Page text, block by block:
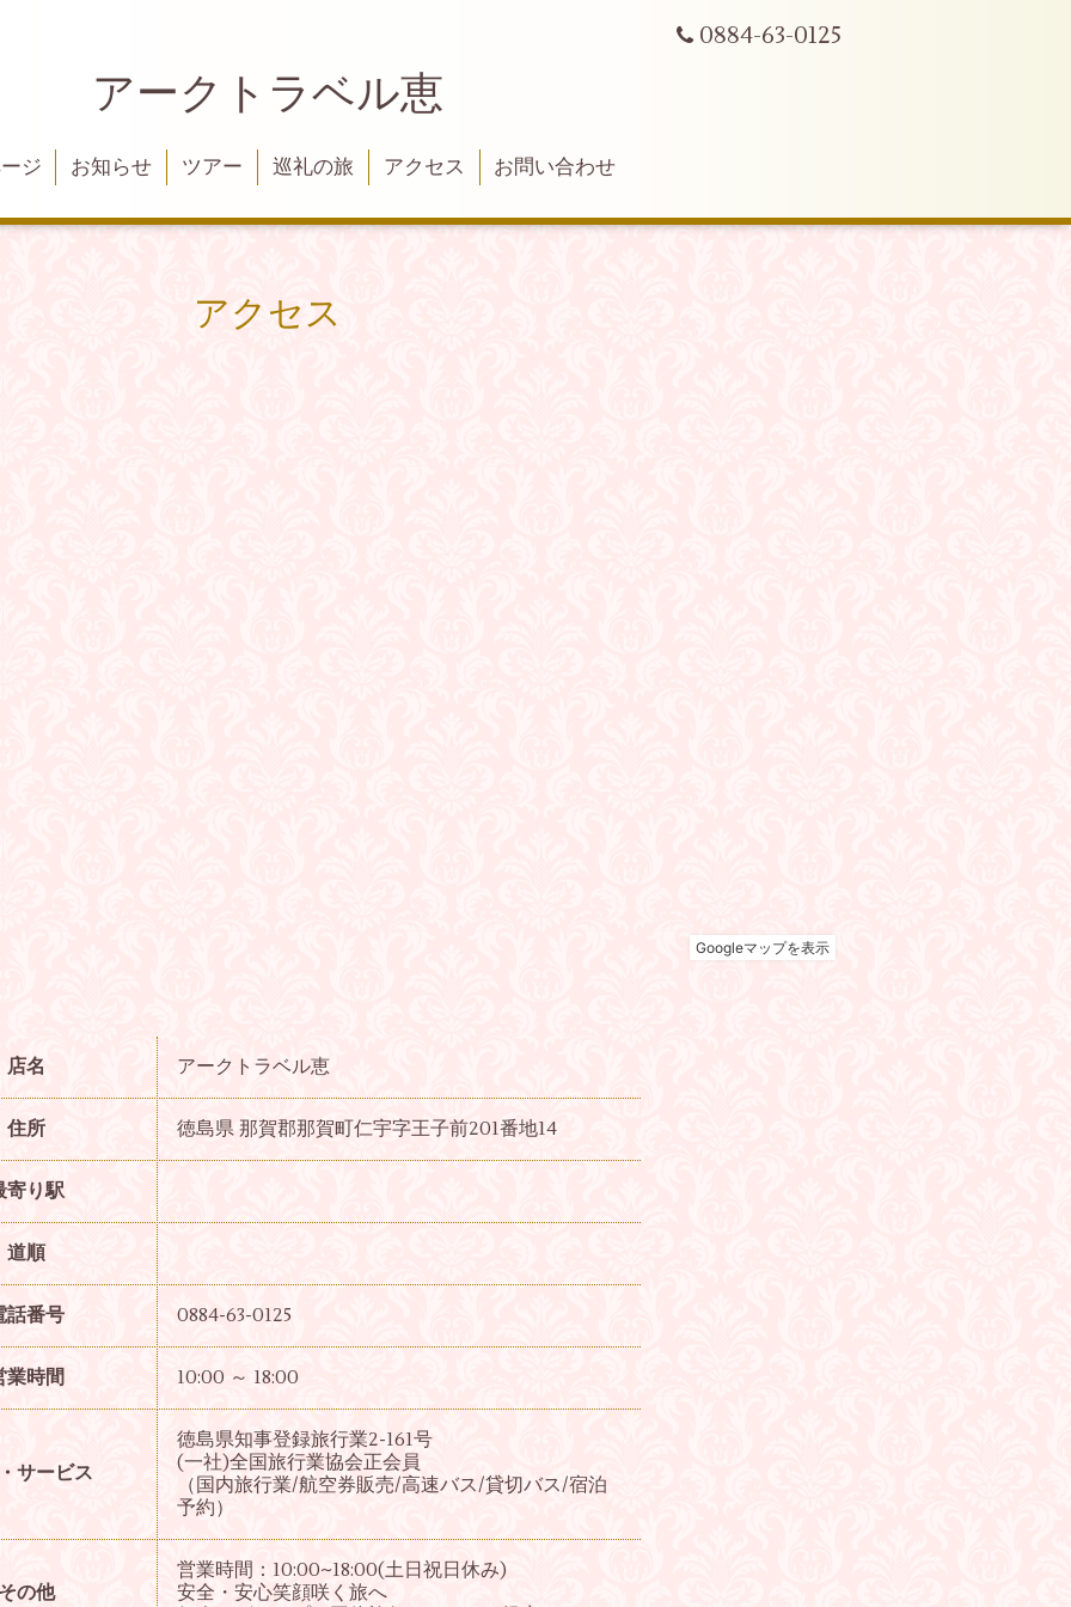
0884-63-0125
アークトラベル恵
ジ お知らせ ツアー 巡礼の旅 アクセス お問い合わせ
アクセス
店名 アークトラベル恵
住所 徳島県 那賀郡那賀町仁宇字王子前201番地14
寄り駅
道順
話番号 0884-63-0125
業時間 10:00 ～ 18:00
サービス
徳島県知事登録旅行業2-161号
(一社)全国旅行業協会正会員
（国内旅行業/航空券販売/高速バス/貸切バス/宿泊
予約）
の他
営業時間：10:00~18:00(土日祝日休み)
安全・安心笑顔咲く旅へ